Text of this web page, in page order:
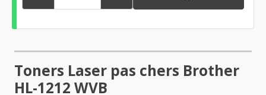
Toners Laser pas chers Brother
HL-1212 WVB